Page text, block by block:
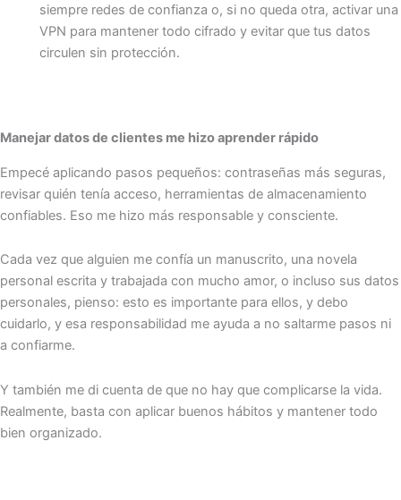
siempre redes de confianza o, si no queda otra, activar una
VPN para mantener todo cifrado y evitar que tus datos
circulen sin protección.
Manejar datos de clientes me hizo aprender rápido
Empecé aplicando pasos pequeños: contraseñas más seguras,
revisar quién tenía acceso, herramientas de almacenamiento
confiables. Eso me hizo más responsable y consciente.
Cada vez que alguien me confía un manuscrito, una novela
personal escrita y trabajada con mucho amor, o incluso sus datos
personales, pienso: esto es importante para ellos, y debo
cuidarlo, y esa responsabilidad me ayuda a no saltarme pasos ni
a confiarme.
Y también me di cuenta de que no hay que complicarse la vida.
Realmente, basta con aplicar buenos hábitos y mantener todo
bien organizado.